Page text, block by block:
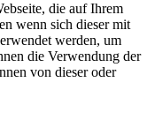
die auf Ihrem
wenn sich dieser mit
werden, um
die Verwendung der
von dieser oder